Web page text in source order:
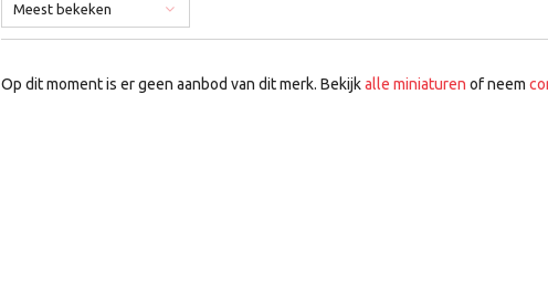
Meest bekeken
Op dit moment is er geen aanbod van dit merk. Bekijkalle miniaturen of neem